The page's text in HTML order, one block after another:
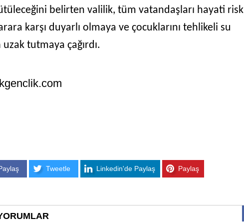
belirten valilik, tüm vatandaşları hayati risk
karşı duyarlı olmaya ve çocuklarını tehlikeli su
tutmaya çağırdı.
Tweetle Linkedin'de Paylaş Paylaş